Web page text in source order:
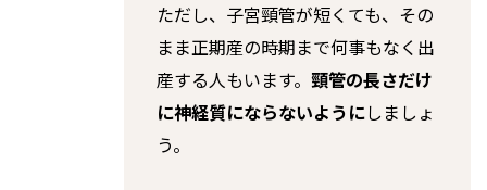
ただし、子宮頸管が短くても、その
まま正期産の時期まで何事もなく出
産する人もいます。 頸管の長さだけ
に神経質にならないようにしましょ
う。